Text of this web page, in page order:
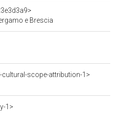
e Brescia
scope-attribution-1>
1>